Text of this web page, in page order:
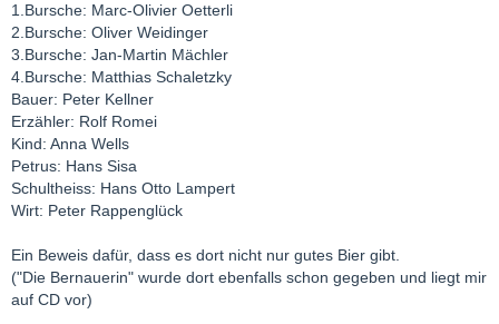
1.Bursche: Marc-Olivier Oetterli
2.Bursche: Oliver Weidinger
3.Bursche: Jan-Martin Mächler
4.Bursche: Matthias Schaletzky
Bauer: Peter Kellner
Erzähler: Rolf Romei
Kind: Anna Wells
Petrus: Hans Sisa
Schultheiss: Hans Otto Lampert
Wirt: Peter Rappenglück
Ein Beweis dafür, dass es dort nicht nur gutes Bier gibt.
("Die Bernauerin" wurde dort ebenfalls schon gegeben und liegt mir
auf CD vor)